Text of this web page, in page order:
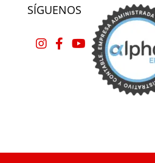
SÍGUENOS